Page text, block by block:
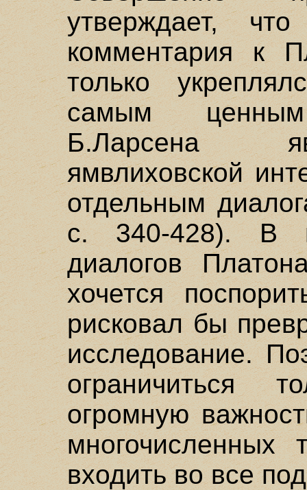
утверждает,
комментария к
только
самым
Б.Ларсена
ямвлиховской
отдельным
с. 340-428). В
диалогов
хочется
рисковал бы
исследование.
ограничиться
огромную
многочисленных
входить во все